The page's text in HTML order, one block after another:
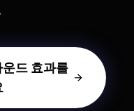
드 효과를